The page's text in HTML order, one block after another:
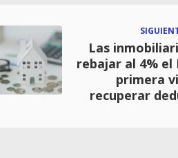
Las
rebajar al 4% el
primera
recuperar